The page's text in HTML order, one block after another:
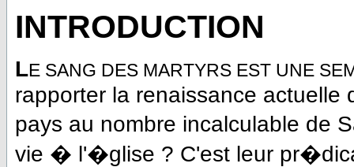
INTRODUCTION
LE SANG DES MARTYRS EST UNE
rapporter la renaissance actuelle
pays au nombre incalculable de
vie � l'�glise ? C'est leur